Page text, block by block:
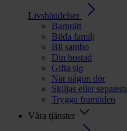
Livshändelser
Barnrätt
Bilda familj
Bli sambo
Din bostad
Gifta sig
När någon dör
Skiljas eller separera
Trygga framtiden
Våra tjänster